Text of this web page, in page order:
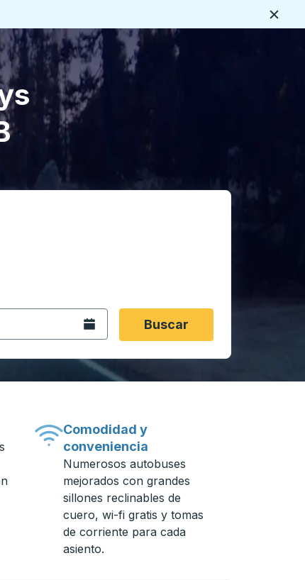
para navegar hasta la ciudad de origen que
de ubicación y luego use las teclas de flecha
formato de fecha Barra diagonal de mes de 2
Abra el calendario.Buscar
Comodidad y
conveniencia
Numerosos autobuses
mejorados con grandes
sillones reclinables de
cuero, wi-fi gratis y tomas
de corriente para cada
asiento.